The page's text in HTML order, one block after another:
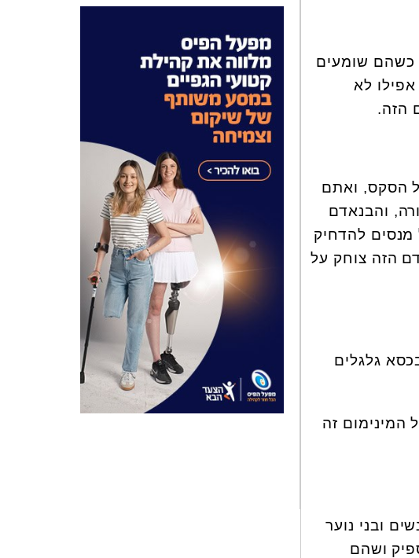
כשהם שומעים
לא
הזה.
הסקס, ואתם
והבנאדם
להדחיק
הזה צוחק על
גלגלים
המינימום זה
ובני נוער
ושהם